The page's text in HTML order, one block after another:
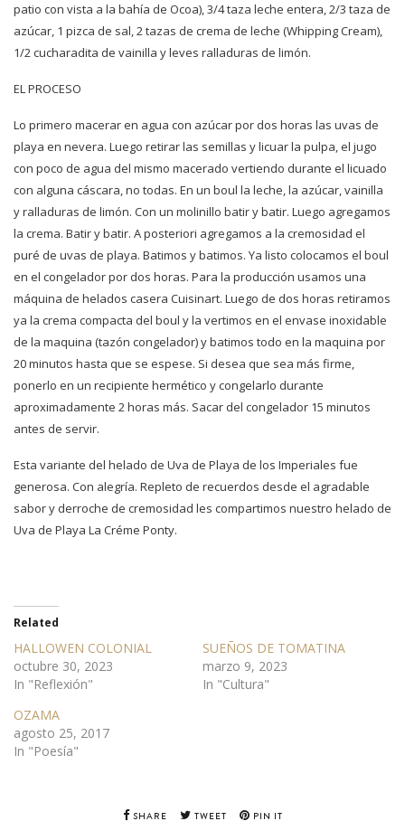
patio con vista a la bahía de Ocoa), 3/4 taza leche entera, 2/3 taza de
azúcar, 1 pizca de sal, 2 tazas de crema de leche (Whipping Cream),
1/2 cucharadita de vainilla y leves ralladuras de limón.
EL PROCESO
Lo primero macerar en agua con azúcar por dos horas las uvas de
playa en nevera. Luego retirar las semillas y licuar la pulpa, el jugo
con poco de agua del mismo macerado vertiendo durante el licuado
con alguna cáscara, no todas. En un boul la leche, la azúcar, vainilla
y ralladuras de limón. Con un molinillo batir y batir. Luego agregamos
la crema. Batir y batir. A posteriori agregamos a la cremosidad el
puré de uvas de playa. Batimos y batimos. Ya listo colocamos el boul
en el congelador por dos horas. Para la producción usamos una
máquina de helados casera Cuisinart. Luego de dos horas retiramos
ya la crema compacta del boul y la vertimos en el envase inoxidable
de la maquina (tazón congelador) y batimos todo en la maquina por
20 minutos hasta que se espese. Si desea que sea más firme,
ponerlo en un recipiente hermético y congelarlo durante
aproximadamente 2 horas más. Sacar del congelador 15 minutos
antes de servir.
Esta variante del helado de Uva de Playa de los Imperiales fue
generosa. Con alegría. Repleto de recuerdos desde el agradable
sabor y derroche de cremosidad les compartimos nuestro helado de
Uva de Playa La Créme Ponty.
Related
HALLOWEN COLONIAL
octubre 30, 2023
In "Reflexión"
SUEÑOS DE TOMATINA
marzo 9, 2023
In "Cultura"
OZAMA
agosto 25, 2017
In "Poesía"
SHARE TWEET PIN IT